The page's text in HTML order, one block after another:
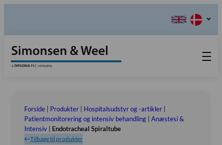
Retur-, Reklamations- og
Reparationsformular
Kontakt os
Send ordination
Vores Værdier
Forside| Produkter| Hospitalsudstyr og -artikler|
Patientmonitorering og intensiv behandling| Anæstesi &
Intensiv| Endotracheal Spiraltube
Tilbage til produkter